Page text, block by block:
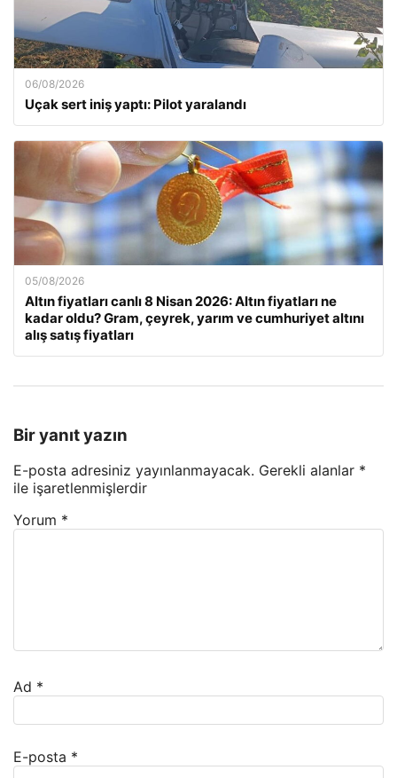
06/08/2026
Uçak sert iniş yaptı: Pilot yaralandı
05/08/2026
Altın fiyatları canlı 8 Nisan 2026: Altın fiyatları ne
kadar oldu? Gram, çeyrek, yarım ve cumhuriyet altını
alış satış fiyatları
Bir yanıt yazın
E-posta adresiniz yayınlanmayacak. Gerekli alanlar *
ile işaretlenmişlerdir
Yorum *
Ad *
E-posta *